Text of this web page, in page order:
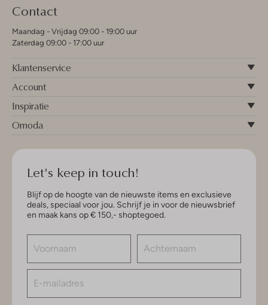
Contact
Maandag - Vrijdag 09:00 - 19:00 uur
Zaterdag 09:00 - 17:00 uur
Klantenservice
Account
Inspiratie
Omoda
Let's keep in touch!
Blijf op de hoogte van de nieuwste items en exclusieve
deals, speciaal voor jou. Schrijf je in voor de nieuwsbrief
en maak kans op € 150,- shoptegoed.